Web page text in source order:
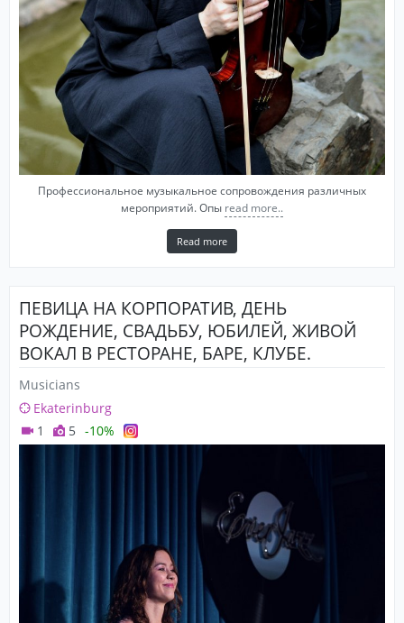
Профессиональное музыкальное сопровождения различных
мероприятий. Опы read more..
Read more
ПЕВИЦА НА КОРПОРАТИВ, ДЕНЬ
РОЖДЕНИЕ, СВАДЬБУ, ЮБИЛЕЙ, ЖИВОЙ
ВОКАЛ В РЕСТОРАНЕ, БАРЕ, КЛУБЕ.
Musicians
Ekaterinburg
1
5 -10%